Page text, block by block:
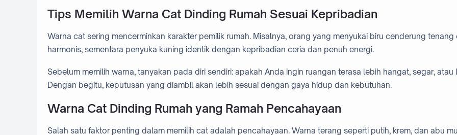
Tips Memilih Warna Cat Dinding Rumah Sesuai Kepribadian
Warna cat sering mencerminkan karakter pemilik rumah. Misalnya, orang yang menyukai biru cenderung tenang
harmonis, sementara penyuka kuning identik dengan kepribadian ceria dan penuh energi.
Sebelum memilih warna, tanyakan pada diri sendiri: apakah Anda ingin ruangan terasa lebih hangat, segar, atau
Dengan begitu, keputusan yang diambil akan lebih sesuai dengan gaya hidup dan kebutuhan.
Warna Cat Dinding Rumah yang Ramah Pencahayaan
Salah satu faktor penting dalam memilih cat adalah pencahayaan. Warna terang seperti putih, krem, dan abu